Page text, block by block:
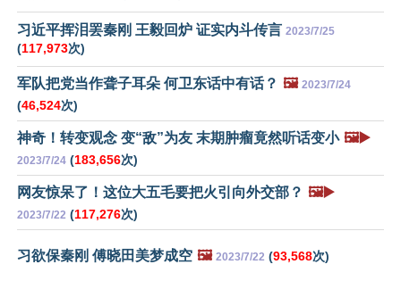
习近平挥泪罢秦刚 王毅回炉 证实内斗传言 2023/7/25
(117,973次)
军队把党当作聋子耳朵 何卫东话中有话？ 🖼️ 2023/7/24
(46,524次)
神奇！转变观念 变“敌”为友 末期肿瘤竟然听话变小 🖼️▶️
2023/7/24 (183,656次)
网友惊呆了！这位大五毛要把火引向外交部？ 🖼️▶️
2023/7/22 (117,276次)
习欲保秦刚 傅晓田美梦成空 🖼️ 2023/7/22 (93,568次)